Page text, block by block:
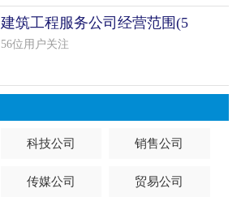
建筑工程服务公司经营范围(5
个范本
56位用户关注
科技公司 销售公司
传媒公司 贸易公司